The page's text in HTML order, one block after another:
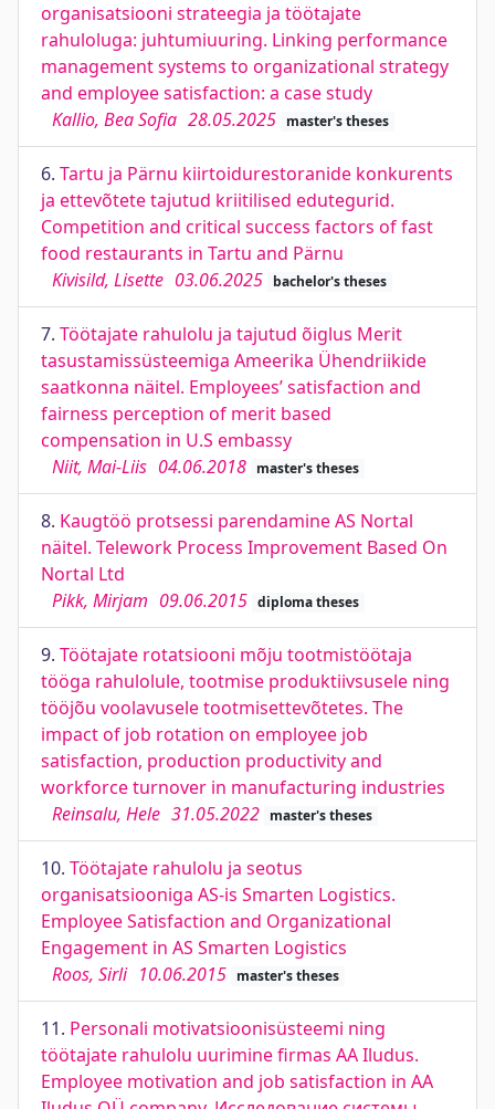
organisatsiooni strateegia ja töötajate
rahuloluga: juhtumiuuring. Linking performance
management systems to organizational strategy
and employee satisfaction: a case study
Kallio, Bea Sofia 28.05.2025 master's theses
6. Tartu ja Pärnu kiirtoidurestoranide konkurents
ja ettevõtete tajutud kriitilised edutegurid.
Competition and critical success factors of fast
food restaurants in Tartu and Pärnu
Kivisild, Lisette 03.06.2025 bachelor's theses
7. Töötajate rahulolu ja tajutud õiglus Merit
tasustamissüsteemiga Ameerika Ühendriikide
saatkonna näitel. Employees’ satisfaction and
fairness perception of merit based
compensation in U.S embassy
Niit, Mai-Liis 04.06.2018 master's theses
8. Kaugtöö protsessi parendamine AS Nortal
näitel. Telework Process Improvement Based On
Nortal Ltd
Pikk, Mirjam 09.06.2015 diploma theses
9. Töötajate rotatsiooni mõju tootmistöötaja
tööga rahulolule, tootmise produktiivsusele ning
tööjõu voolavusele tootmisettevõtetes. The
impact of job rotation on employee job
satisfaction, production productivity and
workforce turnover in manufacturing industries
Reinsalu, Hele 31.05.2022 master's theses
10. Töötajate rahulolu ja seotus
organisatsiooniga AS-is Smarten Logistics.
Employee Satisfaction and Organizational
Engagement in AS Smarten Logistics
Roos, Sirli 10.06.2015 master's theses
11. Personali motivatsioonisüsteemi ning
töötajate rahulolu uurimine firmas AA Iludus.
Employee motivation and job satisfaction in AA